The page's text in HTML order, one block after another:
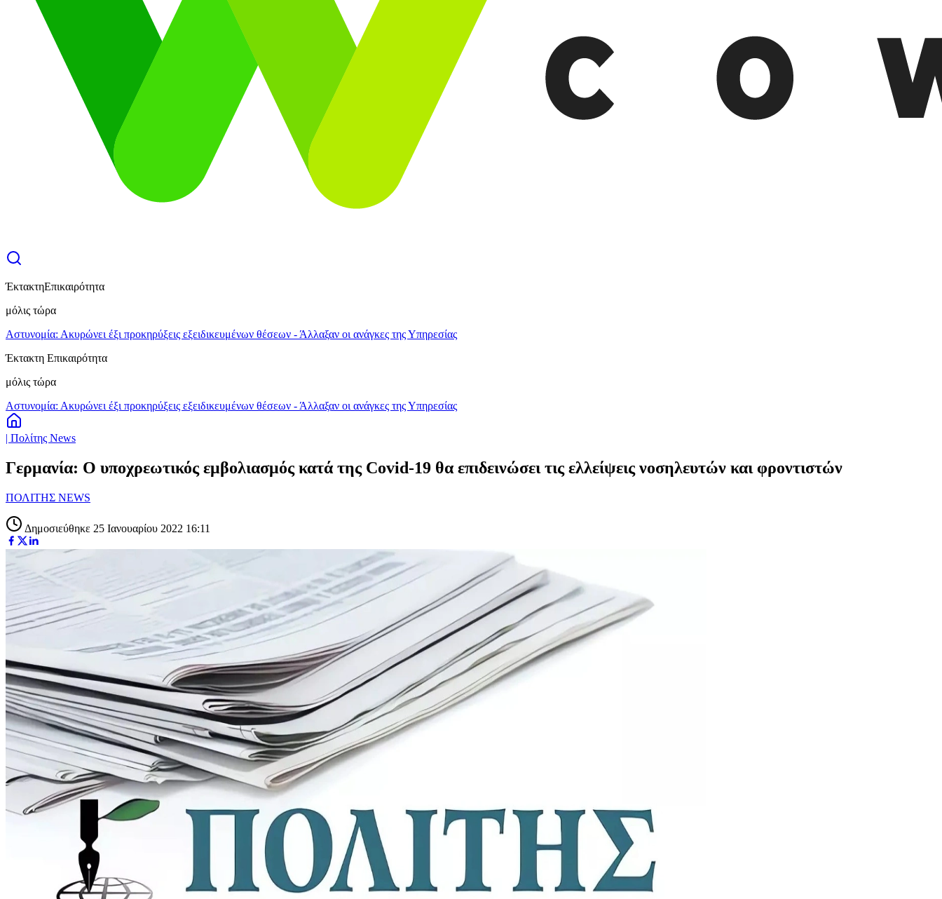
ΈκτακτηΕπικαιρότητα
μόλις τώρα
Αστυνομία: Ακυρώνει έξι προκηρύξεις εξειδικευμένων θέσεων - Άλλαξαν οι ανάγκες της Υπηρεσίας
Έκτακτη Επικαιρότητα
μόλις τώρα
Αστυνομία: Ακυρώνει έξι προκηρύξεις εξειδικευμένων θέσεων - Άλλαξαν οι ανάγκες της Υπηρεσίας
| Πολίτης News
Γερμανία: Ο υποχρεωτικός εμβολιασμός κατά της Covid-19 θα επιδεινώσει τις ελλείψεις νοσηλευτών και φροντιστών
ΠΟΛΙΤΗΣ NEWS
Δημοσιεύθηκε 25 Ιανουαρίου 2022 16:11